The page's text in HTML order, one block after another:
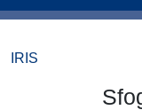
IRIS